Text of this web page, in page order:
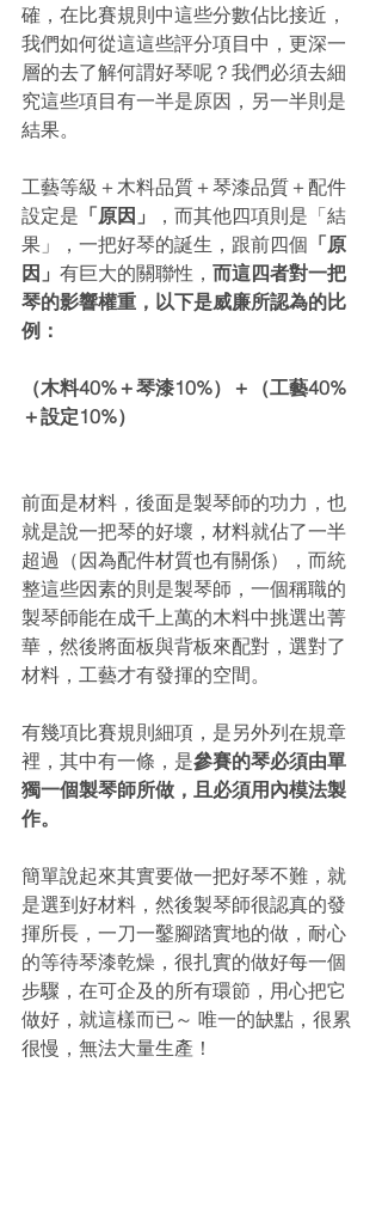
確，在比賽規則中這些分數佔比接近，
我們如何從這這些評分項目中，更深一
層的去了解何謂好琴呢？我們必須去細
究這些項目有一半是原因，另一半則是
結果。
工藝等級＋木料品質＋琴漆品質＋配件
設定是 「原因」
，而其他四項則是「結
果」，一把好琴的誕生，跟前四個 「原
因」 有巨大的關聯性， 而這四者對一把
琴的影響權重，以下是威廉所認為的比
例：
（木料40%＋琴漆10%）＋（工藝40%
＋設定10%）
前面是材料，後面是製琴師的功力，也
就是說一把琴的好壞，材料就佔了一半
超過（因為配件材質也有關係），而統
整這些因素的則是製琴師，一個稱職的
製琴師能在成千上萬的木料中挑選出菁
華，然後將面板與背板來配對，選對了
材料，工藝才有發揮的空間。
有幾項比賽規則細項，是另外列在規章
裡，其中有一條，是參賽的琴必須由單
獨一個製琴師所做，且必須用內模法製
作。
簡單說起來其實要做一把好琴不難，就
是選到好材料，然後製琴師很認真的發
揮所長，一刀一鑿腳踏實地的做，耐心
的等待琴漆乾燥，很扎實的做好每一個
步驟，在可企及的所有環節，用心把它
做好，就這樣而已～ 唯一的缺點，很累
很慢，無法大量生產！